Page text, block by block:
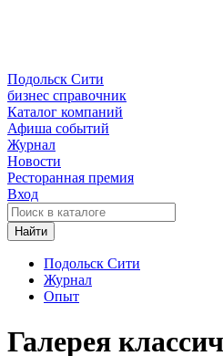
Подольск Сити
бизнес справочник
Каталог компаний
Афиша событий
Журнал
Новости
Ресторанная премия
Вход
Найти
Подольск Сити
Журнал
Опыт
Галерея